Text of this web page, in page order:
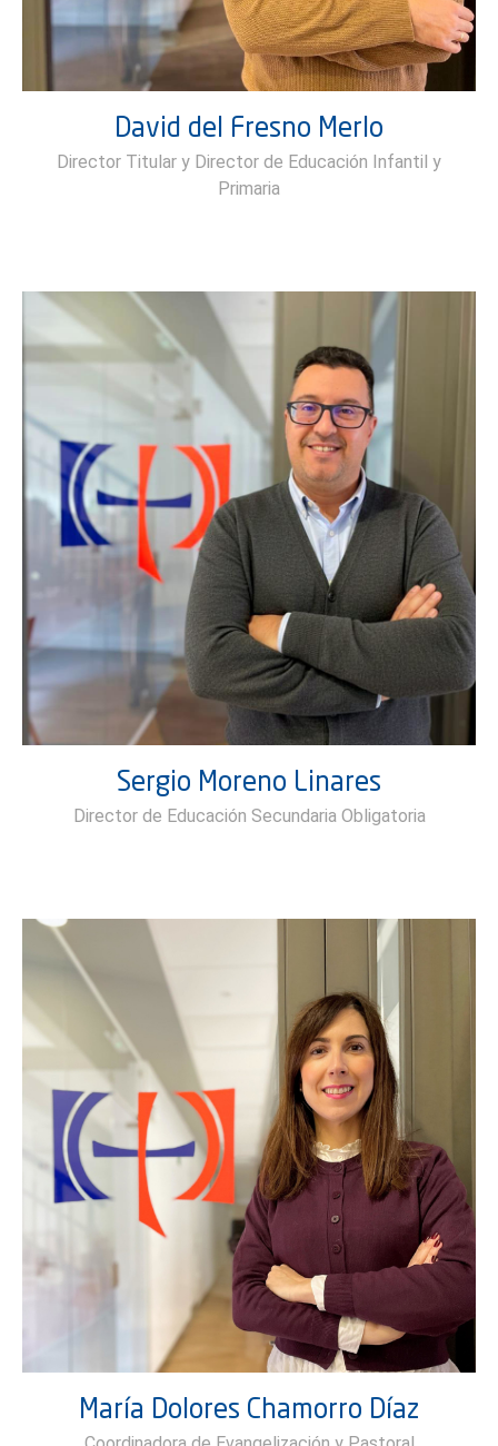
David del Fresno Merlo
Director Titular y Director de Educación Infantil y
Primaria
Sergio Moreno Linares
Director de Educación Secundaria Obligatoria
María Dolores Chamorro Díaz